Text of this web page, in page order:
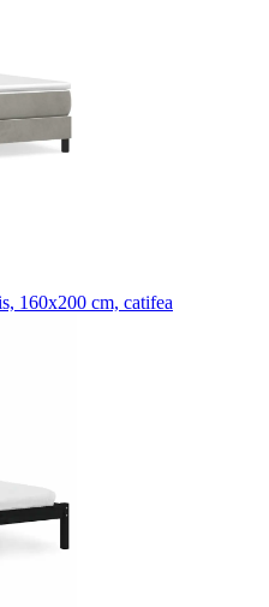
160x200 cm, catifea